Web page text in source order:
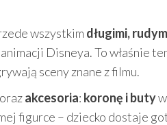
wszystkim długimi,
Disneya. To właśnie
sceny znane z filmu.
orazakcesoria: koronę i buty
figurce – dziecko dostaje